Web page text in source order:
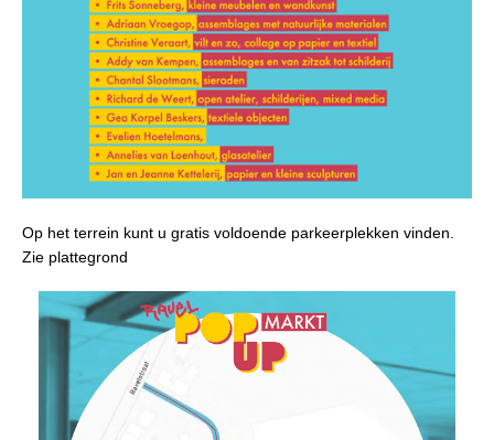
Op het terrein kunt u gratis voldoende parkeerplekken vinden.
Zie plattegrond